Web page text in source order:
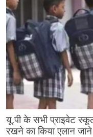
यू.पी के सभी प्राइवेट
रखने का किया एलान